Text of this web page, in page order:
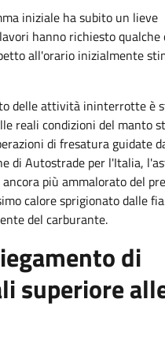
iniziale ha subito un lieve
hanno richiesto qualche
all'orario inizialmente
delle attività ininterrotte è
reali condizioni del manto
di fresatura guidate
di Autostrade per l'Italia,
più ammalorato del
calore sprigionato dalle
del carburante.
di
superiore